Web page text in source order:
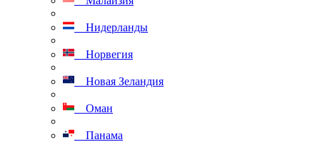
Нидерланды
Норвегия
Новая Зеландия
Оман
Панама